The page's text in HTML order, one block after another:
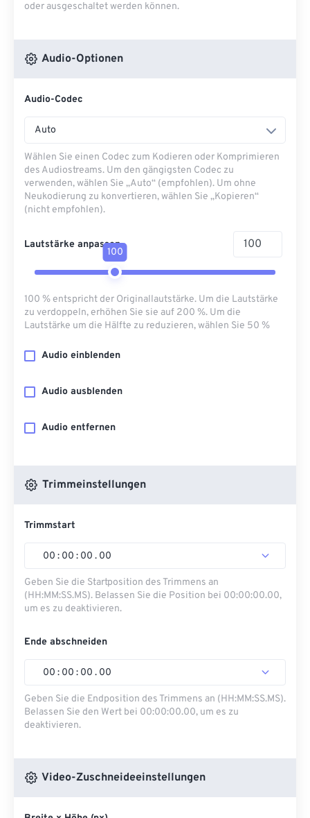
oder ausgeschaltet werden können.
Audio-Optionen
Audio-Codec
Auto
Wählen Sie einen Codec zum Kodieren oder Komprimieren
des Audiostreams. Um den gängigsten Codec zu
verwenden, wählen Sie „Auto“ (empfohlen). Um ohne
Neukodierung zu konvertieren, wählen Sie „Kopieren“
(nicht empfohlen).
Lautstärke anpassen
100
100 % entspricht der Originallautstärke. Um die Lautstärke
zu verdoppeln, erhöhen Sie sie auf 200 %. Um die
Lautstärke um die Hälfte zu reduzieren, wählen Sie 50 %
Audio einblenden
Audio ausblenden
Audio entfernen
Trimmeinstellungen
Trimmstart
00 : 00 : 00 . 00
Geben Sie die Startposition des Trimmens an
(HH:MM:SS.MS). Belassen Sie die Position bei 00:00:00.00,
um es zu deaktivieren.
Ende abschneiden
00 : 00 : 00 . 00
Geben Sie die Endposition des Trimmens an (HH:MM:SS.MS).
Belassen Sie den Wert bei 00:00:00.00, um es zu
deaktivieren.
Video-Zuschneideeinstellungen